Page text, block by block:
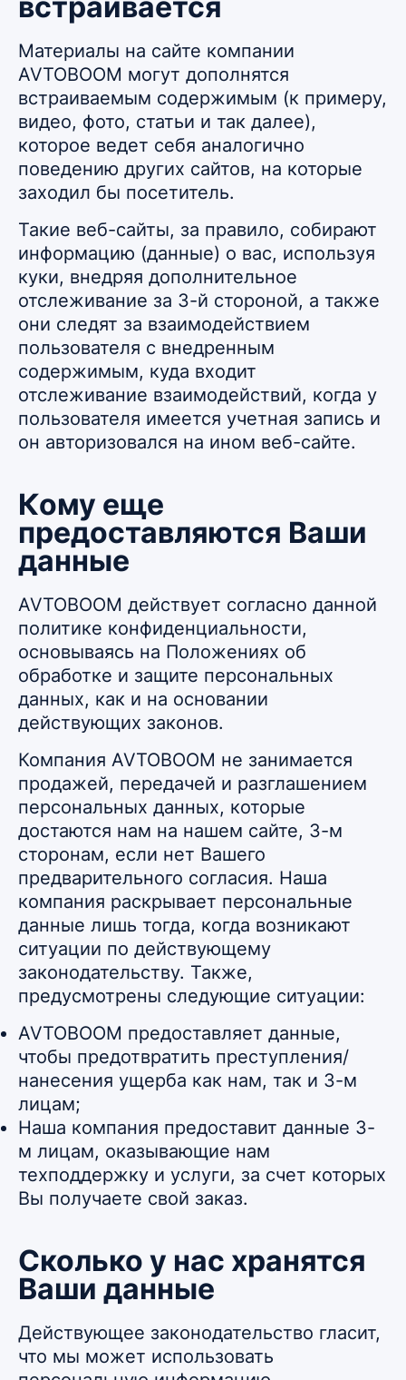
Материалы на сайте компании
AVTOBOOM могут дополнятся
встраиваемым содержимым (к примеру,
видео, фото, статьи и так далее),
которое ведет себя аналогично
поведению других сайтов, на которые
заходил бы посетитель.
Такие веб-сайты, за правило, собирают
информацию (данные) о вас, используя
куки, внедряя дополнительное
отслеживание за 3-й стороной, а также
они следят за взаимодействием
пользователя с внедренным
содержимым, куда входит
отслеживание взаимодействий, когда у
пользователя имеется учетная запись и
он авторизовался на ином веб-сайте.
Кому еще
предоставляются Ваши
данные
AVTOBOOM действует согласно данной
политике конфиденциальности,
основываясь на Положениях об
обработке и защите персональных
данных, как и на основании
действующих законов.
Компания AVTOBOOM не занимается
продажей, передачей и разглашением
персональных данных, которые
достаются нам на нашем сайте, 3-м
сторонам, если нет Вашего
предварительного согласия. Наша
компания раскрывает персональные
данные лишь тогда, когда возникают
ситуации по действующему
законодательству. Также,
предусмотрены следующие ситуации:
AVTOBOOM предоставляет данные,
чтобы предотвратить преступления/
нанесения ущерба как нам, так и 3-м
лицам;
Наша компания предоставит данные 3-
м лицам, оказывающие нам
техподдержку и услуги, за счет которых
Вы получаете свой заказ.
Сколько у нас хранятся
Ваши данные
Действующее законодательство гласит,
что мы может использовать